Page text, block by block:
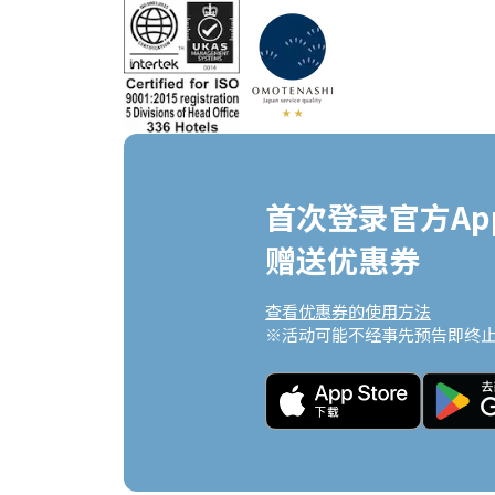
首次登录官方
赠送优惠券
查看优惠券的使用方法
※活动可能不经事先预告即终